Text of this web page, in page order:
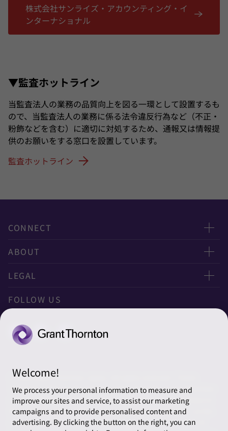
株式会社サンライズ・アカウンティング・イ
ンターナショナル
▼監査ホットライン
当監査法人の業務の品質向上を図る一環として設置するも
ので、当監査法人の業務に係る法令違反行為など（不正・
粉飾などを含む）に適切に対処するため、通報又は情報提
供のお願いをする窓口を設置しています。
監査ホットライン
CONNECT
お問い合わせ
ニュースレター申し込み
グローバル
グローバルリーチ
ABOUT
太陽有限責任監査法人
太陽グラントソントン税理士法人
太陽グラントソントン株式会社
株式会社サンライズ・アカウンティング・インターナショ
ナル
一般社団法人太陽グラントソントン
LEGAL
利用規約
ソーシャルメディアポリシー
FOLLOW US
© 2026 Grant Thornton Japan. All rights reserved. “Grant
Thornton” refers to the brand under which the Grant Thornton
member firms provide assurance, tax and advisory services to
their clients and/or refers to one or more member firms, as the
context requires. Grant Thornton Japan is a member firm of
Welcome!
We process your personal information to measure and
improve our sites and service, to assist our marketing
campaigns and to provide personalised content and
advertising. By clicking the button on the right, you can